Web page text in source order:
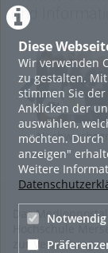
Diese
Wir verwenden
zu gestalten.
stimmen Sie
Anklicken der
auswählen,
möchten.
anzeigen"
Weitere
Notwendig
meinen Stärken
vor
und Berufsalltag
praktisch
Schülerlabor,
Auch unsere
individuell
Menschen
umfassend zu
Wie wir an der
wir junge
praxisnah und
unserer aktuellen
und
Rohstoffe"
Leipziger
2026
Das Medienportal
Hochschule
zur Verwaltung